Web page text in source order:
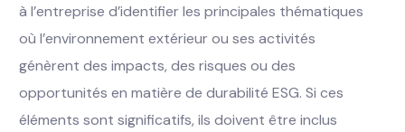
à l’entreprise d’identifier les principales thématiques
où l’environnement extérieur ou ses activités
génèrent des impacts, des risques ou des
opportunités en matière de durabilité ESG. Si ces
éléments sont significatifs, ils doivent être inclus